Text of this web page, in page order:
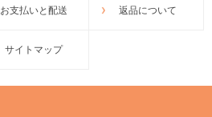
お支払いと配送 返品について
サイトマップ